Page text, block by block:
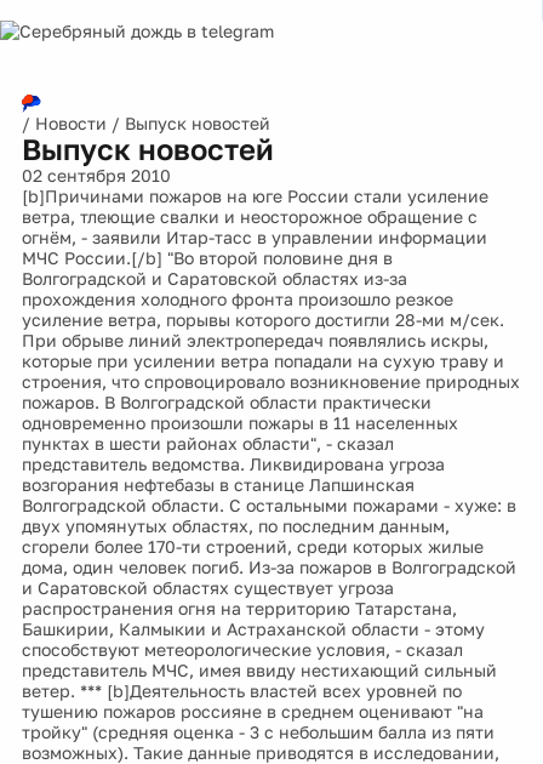
/ Новости / Выпуск новостей
Выпуск новостей
02 сентября 2010
[b]Причинами пожаров на юге России стали усиление
ветра, тлеющие свалки и неосторожное обращение с
огнём, - заявили Итар-тасс в управлении информации
МЧС России.[/b] "Во второй половине дня в
Волгоградской и Саратовской областях из-за
прохождения холодного фронта произошло резкое
усиление ветра, порывы которого достигли 28-ми м/сек.
При обрыве линий электропередач появлялись искры,
которые при усилении ветра попадали на сухую траву и
строения, что спровоцировало возникновение природных
пожаров. В Волгоградской области практически
одновременно произошли пожары в 11 населенных
пунктах в шести районах области", - сказал
представитель ведомства. Ликвидирована угроза
возгорания нефтебазы в станице Лапшинская
Волгоградской области. С остальными пожарами - хуже: в
двух упомянутых областях, по последним данным,
сгорели более 170-ти строений, среди которых жилые
дома, один человек погиб. Из-за пожаров в Волгоградской
и Саратовской областях существует угроза
распространения огня на территорию Татарстана,
Башкирии, Калмыкии и Астраханской области - этому
способствуют метеорологические условия, - сказал
представитель МЧС, имея ввиду нестихающий сильный
ветер. *** [b]Деятельность властей всех уровней по
тушению пожаров россияне в среднем оценивают "на
тройку" (средняя оценка - 3 с небольшим балла из пяти
возможных). Такие данные приводятся в исследовании,